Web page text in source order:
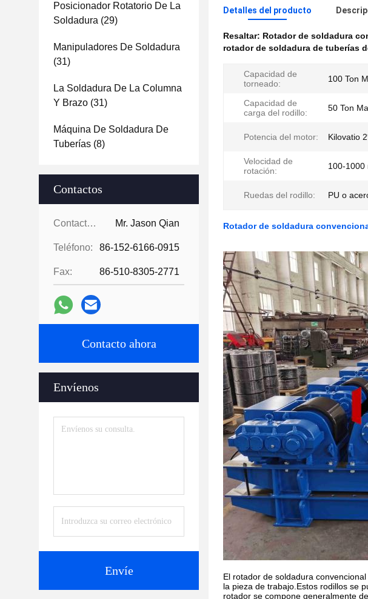
Posicionador Rotatorio De La
Soldadura (29)
Manipuladores De Soldadura
(31)
La Soldadura De La Columna
Y Brazo (31)
Máquina De Soldadura De
Tuberías (8)
Contactos
Contactos: Mr. Jason Qian
Teléfono: 86-152-6166-0915
Fax: 86-510-8305-2771
Contacto ahora
Envíenos
Envíe
Detalles del producto
Resaltar: Rotador de soldadura
rotador de soldadura de tuberías
Capacidad de
torneado:
100 Ton
Capacidad de
carga del rodillo:
50 Ton
Potencia del motor: Kilovatio
Velocidad de
rotación:
100-1000
Ruedas del rodillo: PU o
Rotador de soldadura
El rotador de soldadura
la pieza de trabajo.Estos rodillos se
rotador se compone generalmente